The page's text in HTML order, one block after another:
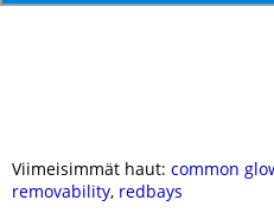
Viimeisimmät haut: common
removability, redbays